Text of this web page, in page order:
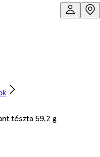
tészta 59,2 g